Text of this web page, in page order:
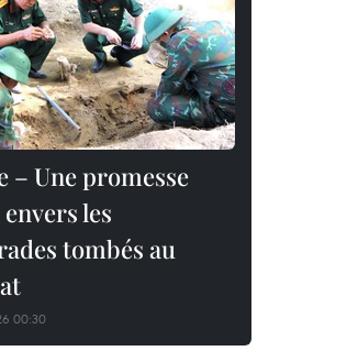
– Une promesse
les
tombés au
00:30